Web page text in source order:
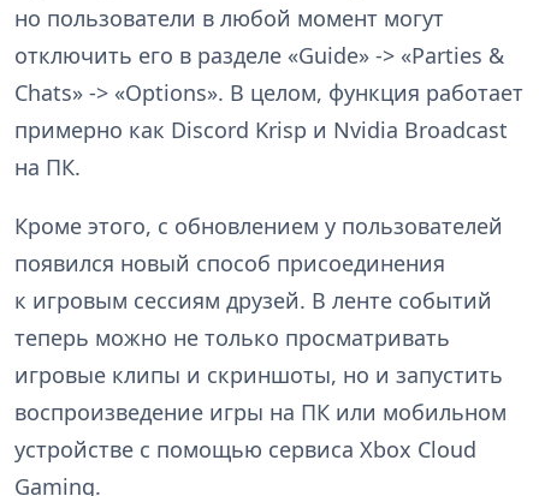
но пользователи в любой момент могут
отключить его в разделе «Guide» -> «Parties &
Chats» -> «Options». В целом, функция работает
примерно как Discord Krisp и Nvidia Broadcast
на ПК.
Кроме этого, с обновлением у пользователей
появился новый способ присоединения
к игровым сессиям друзей. В ленте событий
теперь можно не только просматривать
игровые клипы и скриншоты, но и запустить
воспроизведение игры на ПК или мобильном
устройстве с помощью сервиса Xbox Cloud
Gaming.